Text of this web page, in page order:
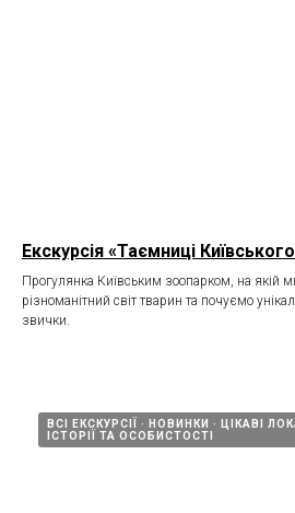
Екскурсія «Таємниці
Прогулянка Київським зоопарком, на якій
різноманітний світ тварин та почуємо
звички.
ВСІ ЕКСКУРСІЇ НОВИНКИ ЦІКАВІ
ІСТОРІЇ ТА ОСОБИСТОСТІ